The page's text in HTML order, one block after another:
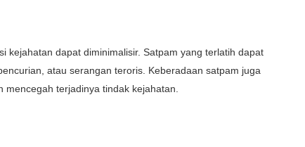
kejahatan dapat diminimalisir. Satpam yang terlatih dapat
atau serangan teroris. Keberadaan satpam juga
terjadinya tindak kejahatan.